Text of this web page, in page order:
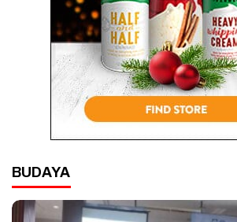
BUDAYA